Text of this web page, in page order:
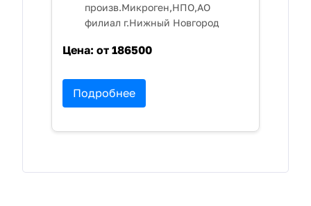
произв.Микроген,НПО,АО
филиал г.Нижный Новгород
Цена: от 186500
Подробнее